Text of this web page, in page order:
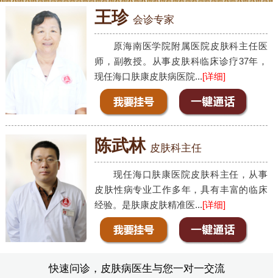
王珍 会诊专家
原海南医学院附属医院皮肤科主任医
师，副教授。从事皮肤科临床诊疗37年，
现任海口肤康皮肤病医院...[详细]
陈武林 皮肤科主任
现任海口肤康医院皮肤科主任，从事
皮肤性病专业工作多年，具有丰富的临床
经验。是肤康皮肤精准医...[详细]
快速问诊，皮肤病医生与您一对一交流